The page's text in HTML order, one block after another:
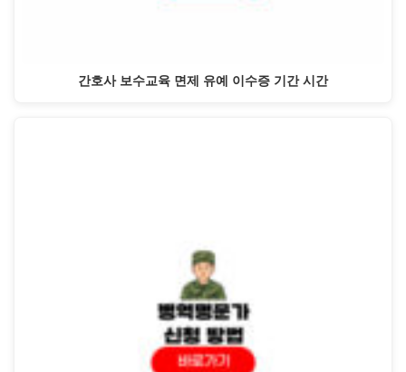
간호사 보수교육 면제 유예 이수증 기간 시간